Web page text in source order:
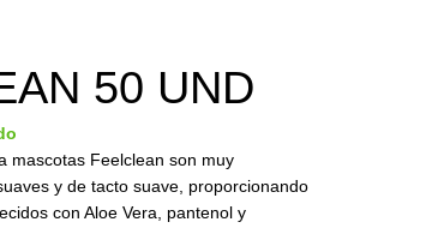
50 UND
mascotas Feelclean son muy
y de tacto suave, proporcionando
con Aloe Vera, pantenol y